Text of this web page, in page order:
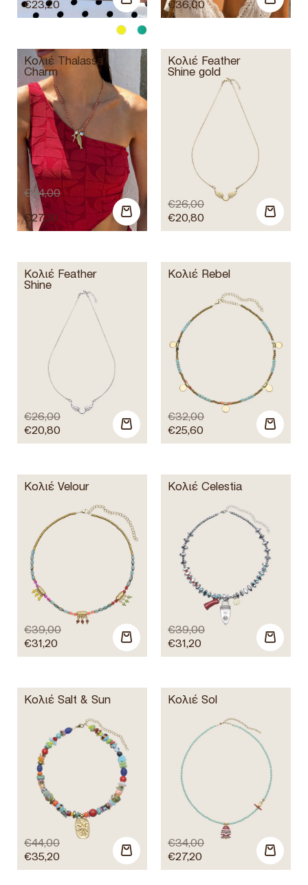
€23,20
€36,00
Κολιέ Thalassa
Charm
€34,00
€27,20
Κολιέ Feather
Shine gold
€26,00
€20,80
Κολιέ Feather
Shine
€26,00
€20,80
Κολιέ Rebel
€32,00
€25,60
Κολιέ Velour
€39,00
€31,20
Κολιέ Celestia
€39,00
€31,20
Κολιέ Salt & Sun
€44,00
€35,20
Κολιέ Sol
€34,00
€27,20